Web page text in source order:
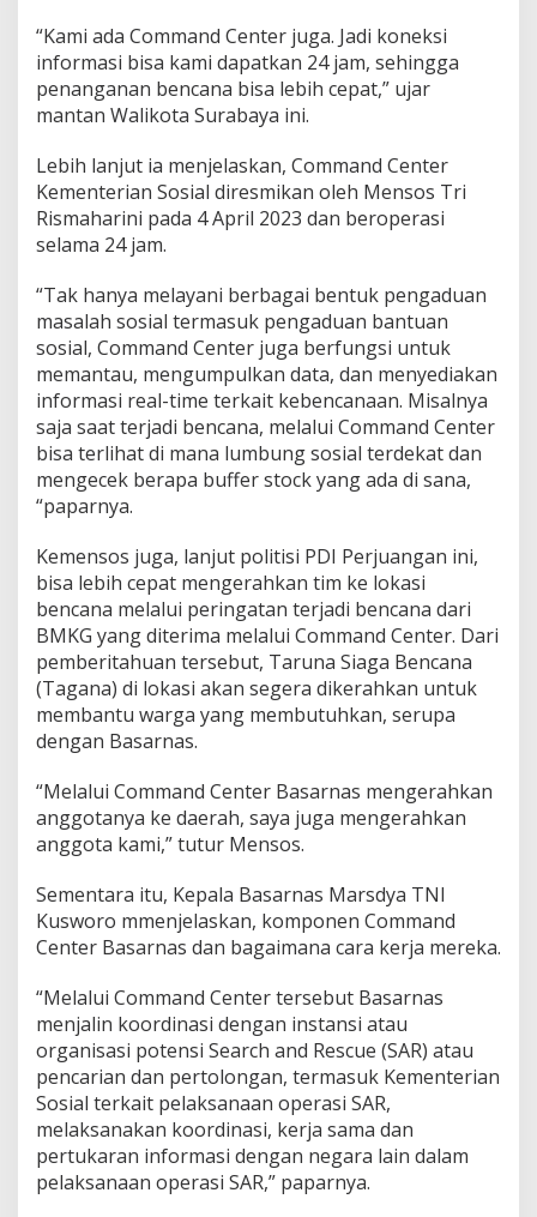
“Kami ada Command Center juga. Jadi koneksi
informasi bisa kami dapatkan 24 jam, sehingga
penanganan bencana bisa lebih cepat,” ujar
mantan Walikota Surabaya ini.
Lebih lanjut ia menjelaskan, Command Center
Kementerian Sosial diresmikan oleh Mensos Tri
Rismaharini pada 4 April 2023 dan beroperasi
selama 24 jam.
“Tak hanya melayani berbagai bentuk pengaduan
masalah sosial termasuk pengaduan bantuan
sosial, Command Center juga berfungsi untuk
memantau, mengumpulkan data, dan menyediakan
informasi real-time terkait kebencanaan. Misalnya
saja saat terjadi bencana, melalui Command Center
bisa terlihat di mana lumbung sosial terdekat dan
mengecek berapa buffer stock yang ada di sana,
“paparnya.
Kemensos juga, lanjut politisi PDI Perjuangan ini,
bisa lebih cepat mengerahkan tim ke lokasi
bencana melalui peringatan terjadi bencana dari
BMKG yang diterima melalui Command Center. Dari
pemberitahuan tersebut, Taruna Siaga Bencana
(Tagana) di lokasi akan segera dikerahkan untuk
membantu warga yang membutuhkan, serupa
dengan Basarnas.
“Melalui Command Center Basarnas mengerahkan
anggotanya ke daerah, saya juga mengerahkan
anggota kami,” tutur Mensos.
Sementara itu, Kepala Basarnas Marsdya TNI
Kusworo mmenjelaskan, komponen Command
Center Basarnas dan bagaimana cara kerja mereka.
“Melalui Command Center tersebut Basarnas
menjalin koordinasi dengan instansi atau
organisasi potensi Search and Rescue (SAR) atau
pencarian dan pertolongan, termasuk Kementerian
Sosial terkait pelaksanaan operasi SAR,
melaksanakan koordinasi, kerja sama dan
pertukaran informasi dengan negara lain dalam
pelaksanaan operasi SAR,” paparnya.